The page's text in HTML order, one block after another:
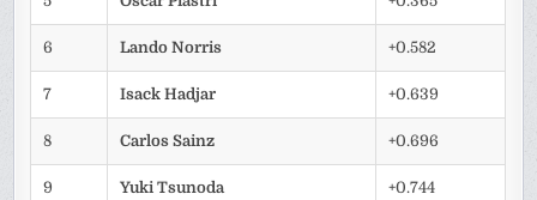
6 Lando Norris +0.582
7 Isack Hadjar +0.639
8 Carlos Sainz +0.696
9 Yuki Tsunoda +0.744